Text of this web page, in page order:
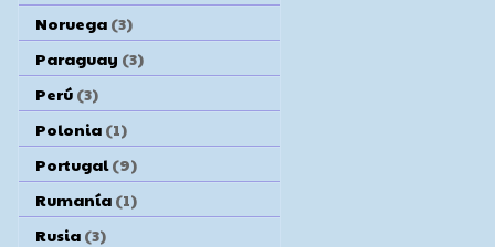
Noruega (3)
Paraguay (3)
Perú (3)
Polonia (1)
Portugal (9)
Rumanía (1)
Rusia (3)